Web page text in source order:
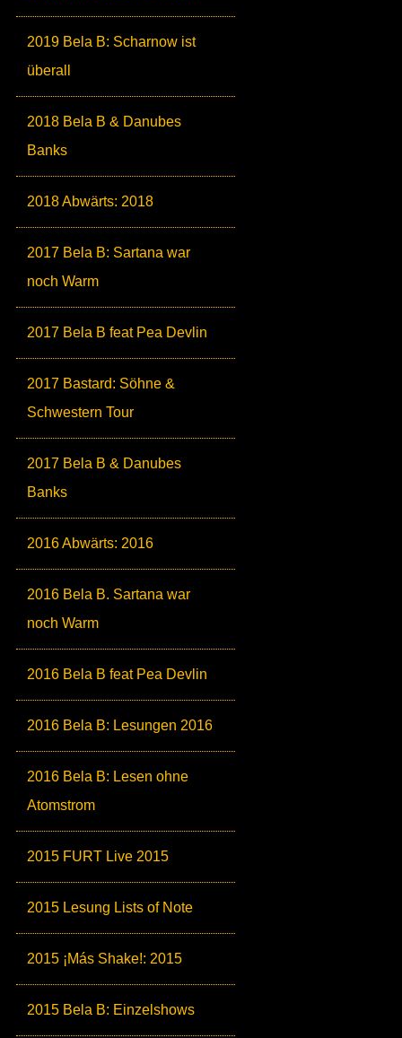
2019 Bela B: Scharnow ist
überall
2018 Bela B & Danubes
Banks
2018 Abwärts: 2018
2017 Bela B: Sartana war
noch Warm
2017 Bela B feat Pea Devlin
2017 Bastard: Söhne &
Schwestern Tour
2017 Bela B & Danubes
Banks
2016 Abwärts: 2016
2016 Bela B. Sartana war
noch Warm
2016 Bela B feat Pea Devlin
2016 Bela B: Lesungen 2016
2016 Bela B: Lesen ohne
Atomstrom
2015 FURT Live 2015
2015 Lesung Lists of Note
2015 ¡Más Shake!: 2015
2015 Bela B: Einzelshows